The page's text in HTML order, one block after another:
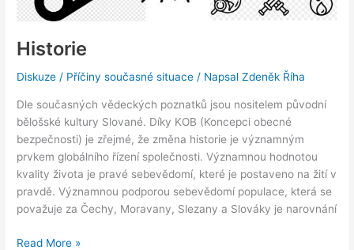
Historie
Diskuze / Příčiny současné situace / NapsalZdeněk Říha
Dle současných vědeckých poznatků jsou nositelem původní
bělošské kultury Slované. Díky KOB (Koncepci obecné
bezpečnosti) je zřejmé, že změna historie je významným
prvkem globálního řízení společnosti. Významnou hodnotou
kvality života je pravé sebevědomí, které je postaveno na žití v
pravdě. Významnou podporou sebevědomí populace, která se
považuje za Čechy, Moravany, Slezany a Slováky je narovnání
Historie
Read More »